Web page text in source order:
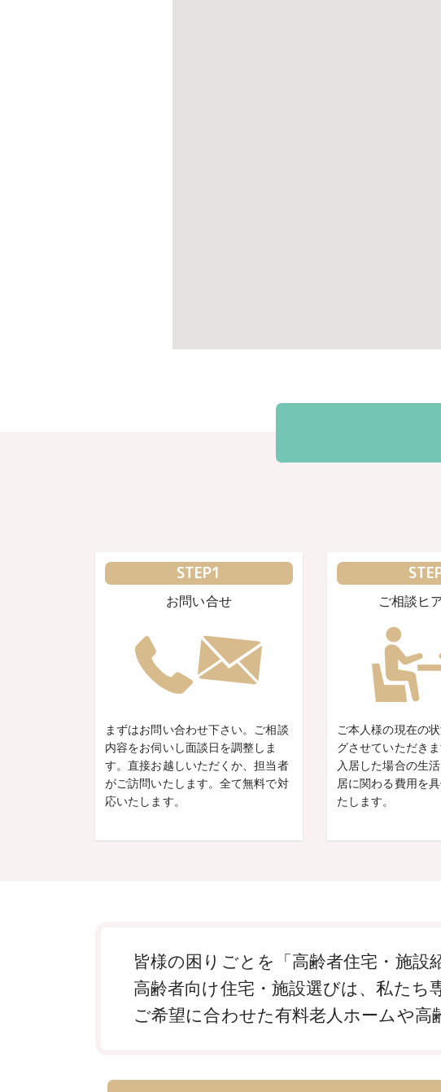
STEP1
お問い合せ
まずはお問い合わせ下さい。ご相談
内容をお伺いし面談日を調整しま
す。直接お越しいただくか、担当者
がご訪問いたします。全て無料で対
応いたします。
ご相談ヒ
ご本人様の現在の
グさせていただきま
入居した場合の生
居に関わる費用を
たします。
皆様の困りごとを「高齢者住宅・施設
高齢者向け住宅・施設選びは、私たち
ご希望に合わせた有料老人ホームや高